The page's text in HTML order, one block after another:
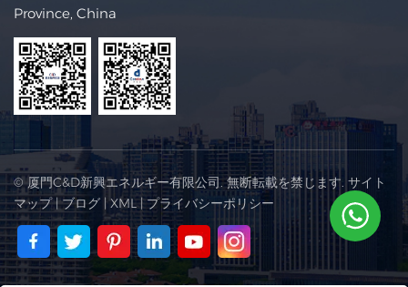
Province, China
© 厦門C&D新興エネルギー有限公司. 無断転載を禁じます. サイト
マップ|ブログ |XML|プライバシーポリシー